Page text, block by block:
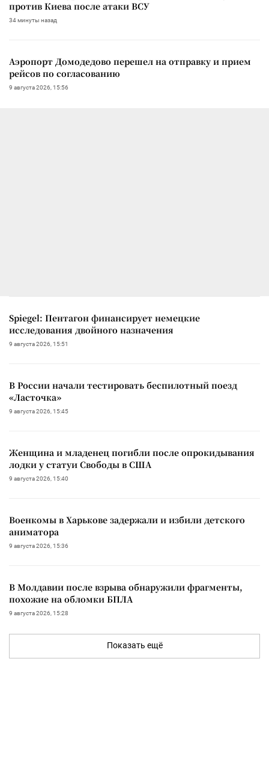
против Киева после атаки ВСУ
34 минуты назад
Аэропорт Домодедово перешел на отправку и прием
рейсов по согласованию
9 августа 2026, 15:56
Spiegel: Пентагон финансирует немецкие
исследования двойного назначения
9 августа 2026, 15:51
В России начали тестировать беспилотный поезд
«Ласточка»
9 августа 2026, 15:45
Женщина и младенец погибли после опрокидывания
лодки у статуи Свободы в США
9 августа 2026, 15:40
Военкомы в Харькове задержали и избили детского
аниматора
9 августа 2026, 15:36
В Молдавии после взрыва обнаружили фрагменты,
похожие на обломки БПЛА
9 августа 2026, 15:28
Показать ещё